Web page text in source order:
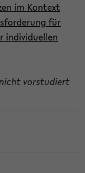
im Kontext
für
individuellen
nicht vorstudiert